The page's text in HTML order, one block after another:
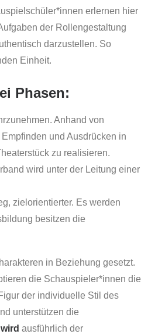
erlernen hier
der Rollengestaltung
darzustellen. So
Einheit.
Phasen:
Anhand von
und Ausdrücken in
zu realisieren.
wird unter der Leitung einer
zielorientierter. Es werden
besitzen die
in Beziehung gesetzt.
die Schauspieler*innen die
der individuelle Stil des
unterstützen die
ausführlich der